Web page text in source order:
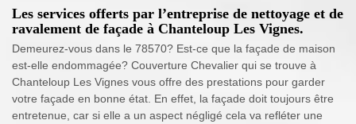
Les services offerts par l’entreprise de nettoyage et de
ravalement de façade à Chanteloup Les Vignes.
Demeurez-vous dans le 78570? Est-ce que la façade de maison
est-elle endommagée? Couverture Chevalier qui se trouve à
Chanteloup Les Vignes vous offre des prestations pour garder
votre façade en bonne état. En effet, la façade doit toujours être
entretenue, car si elle a un aspect négligé cela va refléter une